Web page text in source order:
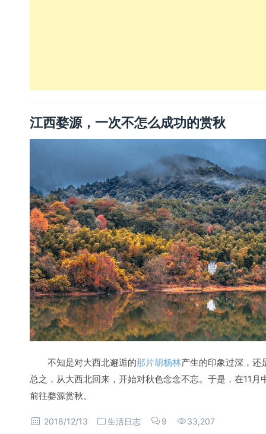
江西婺源，一次不怎么成功的赏秋
不知是对大西北邂逅的那片胡杨林产生的印象过深，还
总之，从大西北回来，开始对秋色念念不忘。于是，在11
前往婺源赏秋。
2018/12/13 生活日志 9 33,207